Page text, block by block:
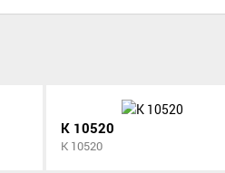
K 10520
K 10520